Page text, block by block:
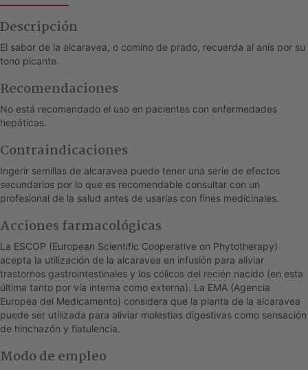
Descripción
El sabor de la alcaravea, o comino de prado, recuerda al anís por su
tono picante.
Recomendaciones
No está recomendado el uso en pacientes con enfermedades
hepáticas.
Contraindicaciones
Ingerir semillas de alcaravea puede tener una serie de efectos
secundarios por lo que es recomendable consultar con un
profesional de la salud antes de usarlas con fines medicinales.
Acciones farmacológicas
La ESCOP (European Scientific Cooperative on Phytotherapy)
acepta la utilización de la alcaravea en infusión para aliviar
trastornos gastrointestinales y los cólicos del recién nacido (en esta
última tanto por vía interna como externa). La EMA (Agencia
Europea del Medicamento) considera que la planta de la alcaravea
puede ser utilizada para aliviar molestias digestivas como sensación
de hinchazón y flatulencia.
Modo de empleo